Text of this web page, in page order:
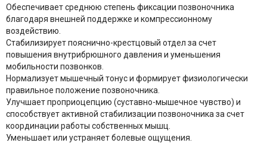
Обеспечивает среднюю степень фиксации позвоночника
благодаря внешней поддержке и компрессионному
воздействию.
Стабилизирует пояснично-крестцовый отдел за счет
повышения внутрибрюшного давления и уменьшения
мобильности позвонков.
Нормализует мышечный тонус и формирует физиологически
правильное положение позвоночника.
Улучшает проприоцепцию (суставно-мышечное чувство) и
способствует активной стабилизации позвоночника за счет
координации работы собственных мышц.
Уменьшает или устраняет болевые ощущения.